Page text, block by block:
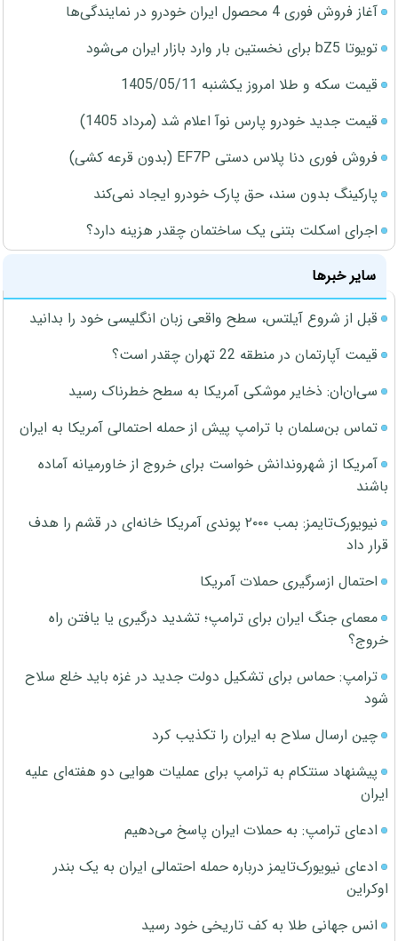
آغاز فروش فوری 4 محصول ایران خودرو در نمایندگی‌ها
تویوتا bZ5 برای نخستین بار وارد بازار ایران می‌شود
قیمت سکه و طلا امروز یکشنبه 1405/05/11
قیمت جدید خودرو پارس نوآ اعلام شد (مرداد 1405)
فروش فوری دنا پلاس دستی EF7P (بدون قرعه کشی)
پارکینگ بدون سند، حق پارک خودرو ایجاد نمی‌کند
اجرای اسکلت بتنی یک ساختمان چقدر هزینه دارد؟
سایر خبرها
قبل از شروع آیلتس، سطح واقعی زبان انگلیسی خود را بدانید
قیمت آپارتمان در منطقه 22 تهران چقدر است؟
سی‌ان‌ان: ذخایر موشکی آمریکا به سطح خطرناک رسید
تماس بن‌سلمان با ترامپ پیش از حمله احتمالی آمریکا به ایران
آمریکا از شهروندانش خواست برای خروج از خاورمیانه آماده
باشند
نیویورک‌تایمز: بمب ۲۰۰۰ پوندی آمریکا خانه‌ای در قشم را هدف
قرار داد
احتمال ازسرگیری حملات آمریکا
معمای جنگ ایران برای ترامپ؛ تشدید درگیری یا یافتن راه
خروج؟
ترامپ: حماس برای تشکیل دولت جدید در غزه باید خلع سلاح
شود
چین ارسال سلاح به ایران را تکذیب کرد
پیشنهاد سنتکام به ترامپ برای عملیات هوایی دو هفته‌ای علیه
ایران
ادعای ترامپ: به حملات ایران پاسخ می‌دهیم
ادعای نیویورک‌تایمز درباره حمله احتمالی ایران به یک بندر
اوکراین
انس جهانی طلا به کف تاریخی خود رسید